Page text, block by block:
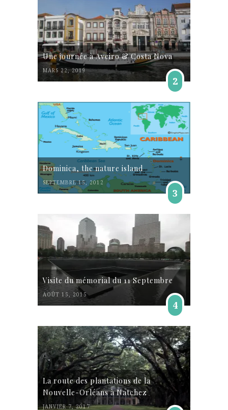
Une journée à Aveiro & Costa Nova
MARS 22, 2019
2
Dominica, the nature island
SEPTEMBRE 15, 2012
3
Visite du mémorial du 11 Septembre
AOÛT 15, 2015
4
La route des plantations de la
Nouvelle-Orléans à Natchez
JANVIER 7, 2017